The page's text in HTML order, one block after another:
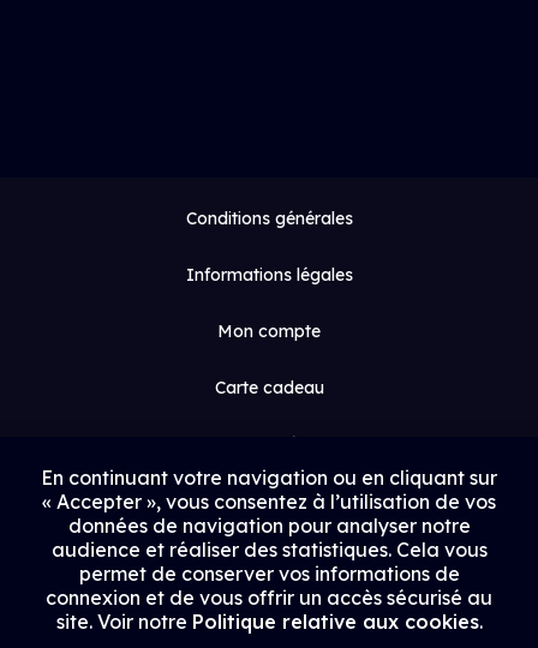
Conditions générales
Informations légales
Mon compte
Carte cadeau
Espace médias
Contact
Proposer un film
Rejoindre Uptrack
En continuant votre navigation ou en cliquant sur
« Accepter », vous consentez à l’utilisation de vos
données de navigation pour analyser notre
audience et réaliser des statistiques. Cela vous
permet de conserver vos informations de
connexion et de vous offrir un accès sécurisé au
site. Voir notre Politique relative aux cookies.